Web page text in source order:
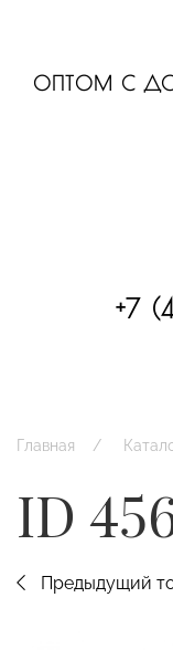
ОПТОМ С
+7
Главная
ID
Предыдущий